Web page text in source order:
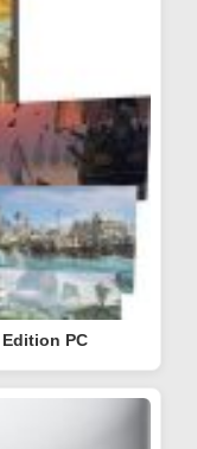
PC